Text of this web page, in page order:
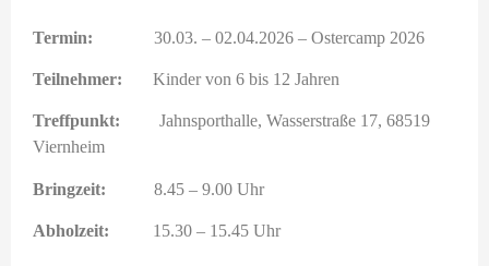
Termin: 30.03. – 02.04.2026 – Ostercamp 2026
Teilnehmer: Kinder von 6 bis 12 Jahren
Treffpunkt:
Jahnsporthalle, Wasserstraße 17, 68519
Viernheim
Bringzeit: 8.45 – 9.00 Uhr
Abholzeit: 15.30 – 15.45 Uhr